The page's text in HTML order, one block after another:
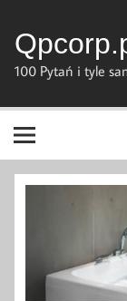
content
100 Pytań i tyle